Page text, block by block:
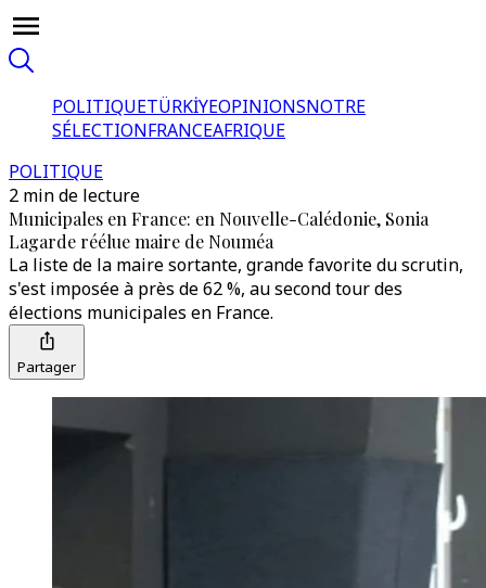
POLITIQUETÜRKİYEOPINIONSNOTRE
SÉLECTIONFRANCEAFRIQUE
POLITIQUE
2 min de lecture
Municipales en France: en Nouvelle-Calédonie, Sonia
Lagarde réélue maire de Nouméa
La liste de la maire sortante, grande favorite du scrutin,
s'est imposée à près de 62 %, au second tour des
élections municipales en France.
Partager